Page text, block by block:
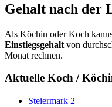
Gehalt nach der
Als Köchin oder Koch
Einstiegsgehalt von
Monat rechnen.
Aktuelle Koch /
Steiermark 2